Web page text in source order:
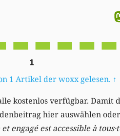
1
1 Artikel der woxx gelesen. ↑
kostenlos verfügbar. Damit
hier auswählen oder
engagé est accessible à